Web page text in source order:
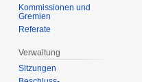
Kommissionen und
Gremien
Referate
Verwaltung
Sitzungen